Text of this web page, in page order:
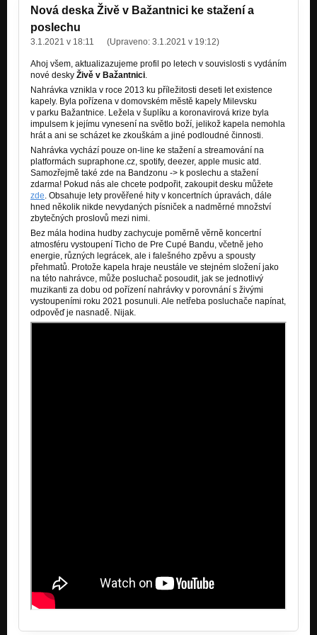
Neberte drogy, mějte se rádi
Živě v Bažantnici
Zmrzlinář
Živě v Bažantnici
Vizionář
Živě v Bažantnici
Mravokárný blues
Živě v Bažantnici
Pizduška
Živě v Bažantnici
Malá kopaná
Živě v Bažantnici
Nebudem pít alkohol
Živě v Bažantnici
Zmrzlinář - singl ´13
Nezařazeno
Miláček
Cirkus
Nová deska Živě v Bažantnici ke stažení a
poslechu
3.1.2021 v 18:11 (Upraveno: 3.1.2021 v 19:12)
Ahoj všem, aktualizazujeme profil po letech v souvislosti s vydáním
nové desky Živě v Bažantnici
Nahrávka vznikla v roce 2013 ku příležitosti deseti let existence
kapely. Byla pořízena v domovském městě kapely Milevsku
v parku Bažantnice. Ležela v šuplíku a koronavirová krize byla
impulsem k jejímu vynesení na světlo boží, jelikož kapela nemohla
hrát a ani se scházet ke zkouškám a jiné podloudné činnosti.
Nahrávka vychází pouze on-line ke stažení a streamování na
platformách supraphone.cz, spotify, deezer, apple music atd.
Samozřejmě také zde na Bandzonu -> k poslechu a stažení
zdarma! Pokud nás ale chcete podpořit, zakoupit desku můžete
zde . Obsahuje lety prověřené hity v koncertních úpravách, dále
hned několik nikde nevydaných písniček a nadměrné množství
zbytečných proslovů mezi nimi.
Bez mála hodina hudby zachycuje poměrně věrně koncertní
atmosféru vystoupení Ticho de Pre Cupé Bandu, včetně jeho
energie, různých legrácek, ale i falešného zpěvu a spousty
přehmatů. Protože kapela hraje neustále ve stejném složení jako
na této nahrávce, může posluchač posoudit, jak se jednotlivý
muzikanti za dobu od pořízení nahrávky v porovnání s živými
vystoupeními roku 2021 posunuli. Ale netřeba posluchače napínat,
odpověď je nasnadě. Nijak.